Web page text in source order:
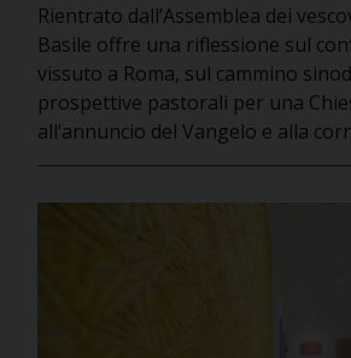
Rientrato dall’Assemblea dei
Basile offre una riflessione sul
vissuto a Roma, sul cammino
prospettive pastorali per una
all’annuncio del Vangelo e alla